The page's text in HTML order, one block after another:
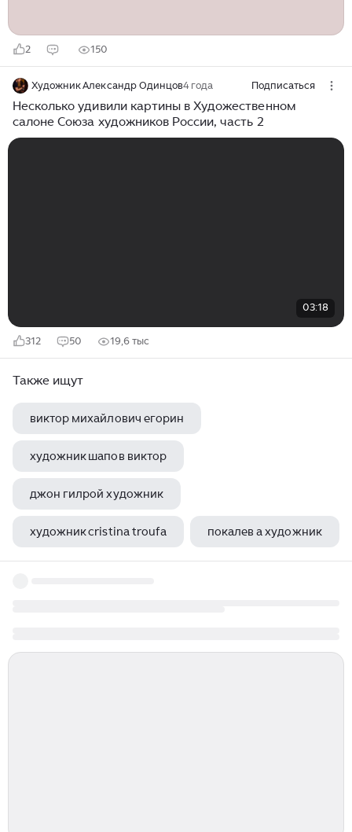
2 150
Художник Александр Одинцов4 года Подписаться
Несколько удивили картины в Художественном
салоне Союза художников России, часть 2
03:18
312 50 19,6 тыс
Также ищут
виктор михайлович егорин
художник шапов виктор
джон гилрой художник
художник cristina troufa покалев а художник